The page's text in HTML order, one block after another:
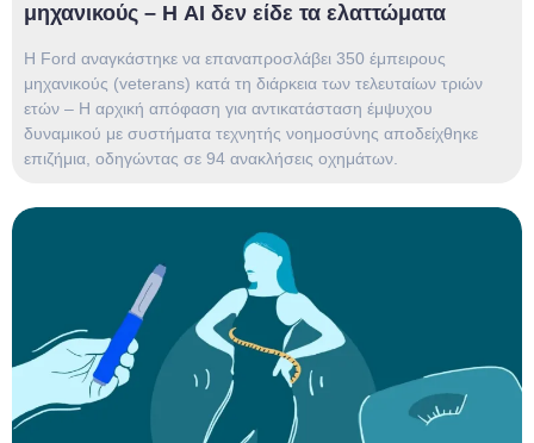
μηχανικούς – Η AI δεν είδε τα ελαττώματα
Η Ford αναγκάστηκε να επαναπροσλάβει 350 έμπειρους
μηχανικούς (veterans) κατά τη διάρκεια των τελευταίων τριών
ετών – Η αρχική απόφαση για αντικατάσταση έμψυχου
δυναμικού με συστήματα τεχνητής νοημοσύνης αποδείχθηκε
επιζήμια, οδηγώντας σε 94 ανακλήσεις οχημάτων.